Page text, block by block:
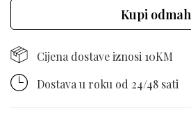
Kupi odmah
Cijena dostave iznosi 10KM
Dostava u roku od 24/48 sati